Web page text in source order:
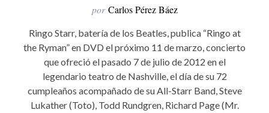
por Carlos Pérez Báez
Ringo Starr, batería de los Beatles, publica “Ringo at
the Ryman” en DVD el próximo 11 de marzo, concierto
que ofreció el pasado 7 de julio de 2012 en el
legendario teatro de Nashville, el día de su 72
cumpleaños acompañado de su All-Starr Band, Steve
Lukather (Toto), Todd Rundgren, Richard Page (Mr.